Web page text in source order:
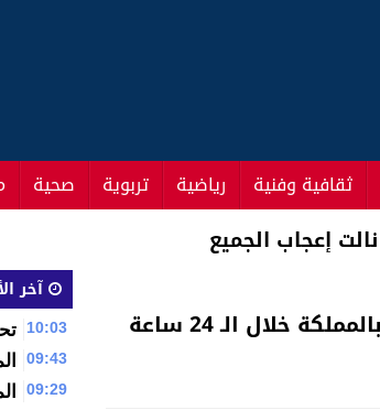
ثقافية وفنية رياضية تربوية صحية
مقاييس التساقطات المطرية المسجلة بالمملكة خلال الـ 24 ساعة
آخر
10:03
09:43
09:29